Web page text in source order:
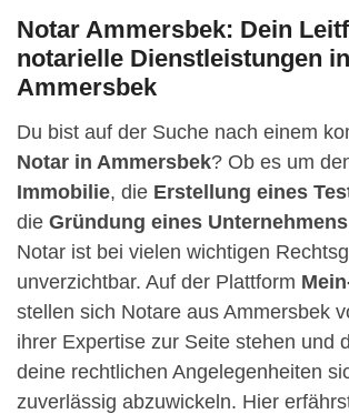
Notar Ammersbek: Dein
notarielle Dienstleistungen in
Ammersbek
Du bist auf der Suche nach einem
Notar in Ammersbek? Ob es um
Immobilie, die Erstellung eines
die Gründung eines Unternehmens
Notar ist bei vielen wichtigen
unverzichtbar. Auf der Plattform
stellen sich Notare aus Ammersbek
ihrer Expertise zur Seite stehen und
deine rechtlichen Angelegenheiten
zuverlässig abzuwickeln. Hier